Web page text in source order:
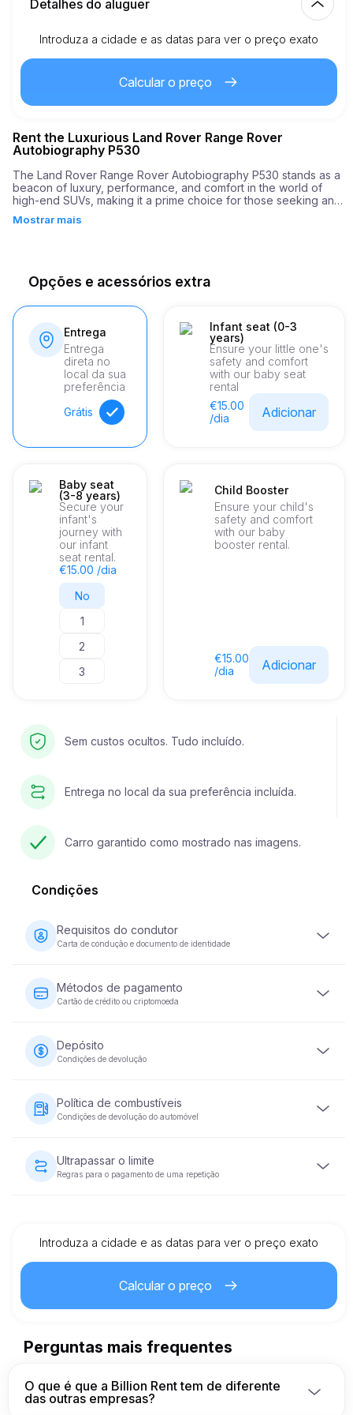
Detalhes do aluguer
Km incluídos 150.00
Idade mínima
Depósito de segurança 5,000.00 €
Introduza a cidade e as datas para ver o preço exato
Calcular o preço
Rent the Luxurious Land Rover Range Rover
Autobiography P530
The Land Rover Range Rover Autobiography P530 stands as a
beacon of luxury, performance, and comfort in the world of
high-end SUVs, making it a prime choice for those seeking an
530 horsepower engine, this vehicle is designed to provide an
whether you're navigating the bustling city streets or embarking
on a scenic drive through the picturesque landscapes
Inside, the Range Rover Autobiography P530 is an oasis of
modern luxury. It is equipped with a modern entertainment
system, designed to keep you and your passengers engaged
and entertained throughout every journey. High-quality
materials and sophisticated design elements create an
ambiance of refined elegance, further enhanced
Mostrar mais
Opções e acessórios extra
Entrega
Entrega
direta no
local da sua
preferência
Grátis
Infant seat (0-3
years)
Ensure your little one's
safety and comfort
with our baby seat
rental
€15.00
/dia
Adicionar
Baby seat
(3-8 years)
Secure your
infant's
journey with
our infant
seat rental.
€15.00 /dia
No
1
2
3
Child Booster
Ensure your child's
safety and comfort
with our baby
booster rental.
€15.00
/dia
Adicionar
Sem custos ocultos. Tudo incluído.
Entrega no local da sua preferência incluída.
Carro garantido como mostrado nas imagens.
Condições
Requisitos do condutor
Carta de condução e documento de identidade
possuir uma carta de condução válida. É igualmente
necessário um documento de identidade (passaporte ou
bilhete de identidade nacional). Alguns veículos podem
pelo menos 2 anos.
Métodos de pagamento
Cartão de crédito ou criptomoeda
com cartão de crédito ou moeda criptográfica. O
pagamento total é exigido no momento da reserva para
garantir a sua reserva.
Depósito
Condições de devolução
antes da entrega do veículo. O montante da caução varia
consoante a categoria do veículo e será devolvido no
prazo de 5 a 10 dias úteis após a devolução do veículo
Política de combustíveis
Condições de devolução do automóvel
combustível que tinha quando foi fornecido.
Ultrapassar o limite
Regras para o pagamento de uma repetição
contrato de aluguer.
Introduza a cidade e as datas para ver o preço exato
Calcular o preço
Perguntas mais frequentes
O que é que a Billion Rent tem de diferente
das outras empresas?